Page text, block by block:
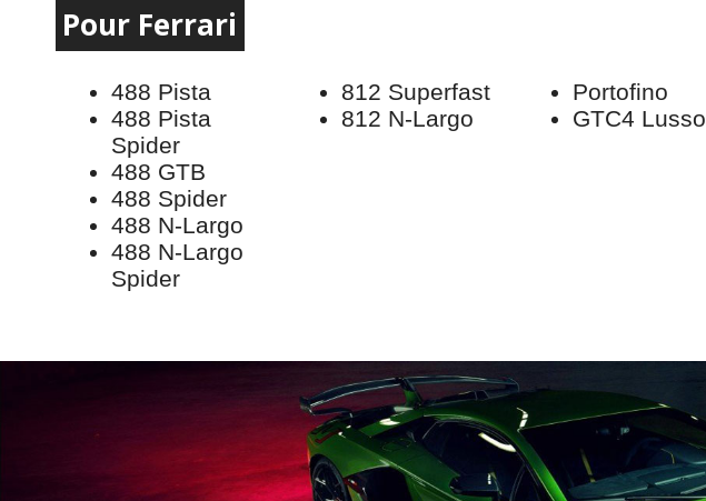
Pour Ferrari
488 Pista
488 Pista
Spider
488 GTB
488 Spider
488 N-Largo
488 N-Largo
Spider
812 Superfast
812 N-Largo
Portofino
GTC4 Lusso